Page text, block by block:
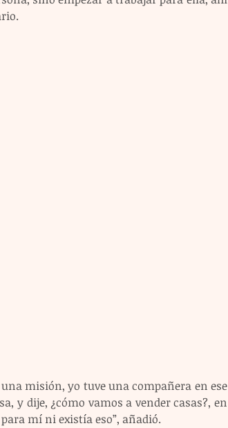
misión, yo tuve una compañera en ese
y dije, ¿cómo vamos a vender casas?, en
mí ni existía eso”, añadió.